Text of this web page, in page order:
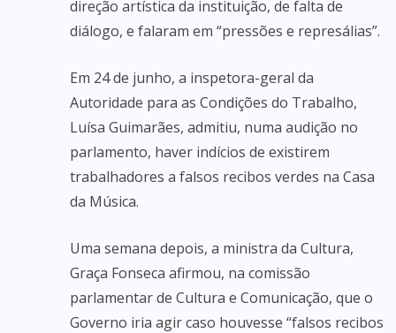
direção artística da instituição, de falta de
diálogo, e falaram em “pressões e represálias”.
Em 24 de junho, a inspetora-geral da
Autoridade para as Condições do Trabalho,
Luísa Guimarães, admitiu, numa audição no
parlamento, haver indícios de existirem
trabalhadores a falsos recibos verdes na Casa
da Música.
Uma semana depois, a ministra da Cultura,
Graça Fonseca afirmou, na comissão
parlamentar de Cultura e Comunicação, que o
Governo iria agir caso houvesse “falsos recibos